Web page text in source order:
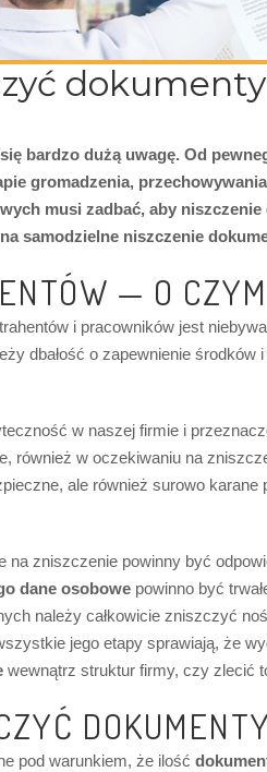
bardzo dużą uwagę. Od
gromadzenia,
musi zadbać, aby
samodzielne niszczenie
— O
i pracowników jest
dbałość o zapewnienie środków
w naszej firmie i
również w oczekiwaniu na
ale również surowo
zniszczenie powinny być
dane osobowe powinno być
należy całkowicie zniszczyć
jego etapy sprawiają, że
wewnątrz struktur firmy, czy zlecić
pod warunkiem, że ilość